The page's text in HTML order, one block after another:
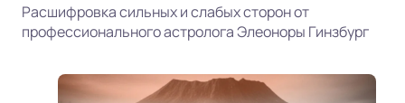
Расшифровка сильных и слабых сторон от
профессионального астролога Элеоноры Гинзбург